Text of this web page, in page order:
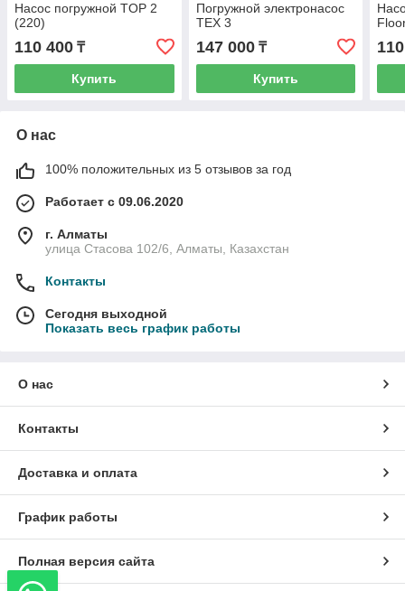
Насос погружной TOP 2
(220)
110 400 ₸
Купить
Погружной электронасос
TEX 3
147 000₸
Купить
О нас
100% положительных из 5 отзывов за год
Работает с 09.06.2020
г. Алматы
улица Стасова 102/6, Алматы, Казахстан
Контакты
Сегодня выходной
Показать весь график работы
О нас
Контакты
Доставка и оплата
График работы
Полная версия сайта